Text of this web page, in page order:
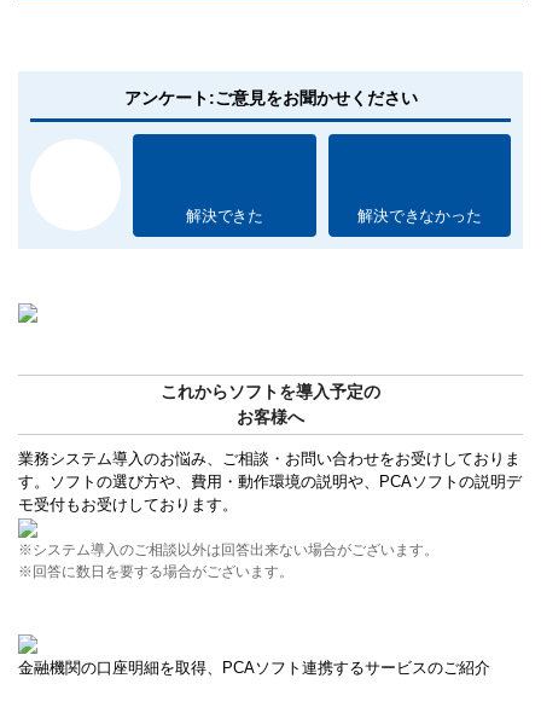
アンケート:ご意見をお聞かせください
解決できた 解決できなかった
これからソフトを導入予定の
お客様へ
業務システム導入のお悩み、ご相談・お問い合わせをお受けしておりま
す。ソフトの選び方や、費用・動作環境の説明や、PCAソフトの説明デ
モ受付もお受けしております。
※システム導入のご相談以外は回答出来ない場合がございます。
※回答に数日を要する場合がございます。
金融機関の口座明細を取得、PCAソフト連携するサービスのご紹介